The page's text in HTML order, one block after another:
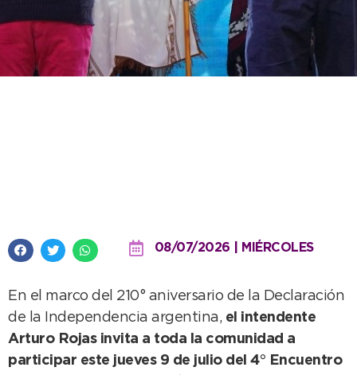
08/07/2026 | MIÉRCOLES
En el marco del 210° aniversario de la Declaración
de la Independencia argentina, el intendente
Arturo Rojas invita a toda la comunidad a
participar este jueves 9 de julio del 4° Encuentro